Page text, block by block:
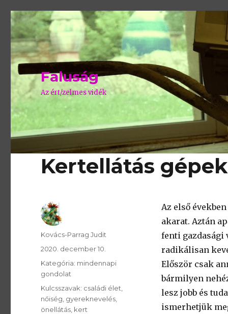
Faluság
Az ért/zelmes vidék
Kertellátás
Az első
akarat. Aztán
fenti gazdasági
radikálisan
Először csak
bármilyen
lesz jobb és
ismerhetjük
SzerzÅ
Kovács-Parrag Judit
Közzétéve:
2020. december 10.
Kategória: Kategória:
mindennapi
gondolat
Kulcsszavak: Kulcsszavak:
családi élet
nőiség gyereknevelés
önellátás kert